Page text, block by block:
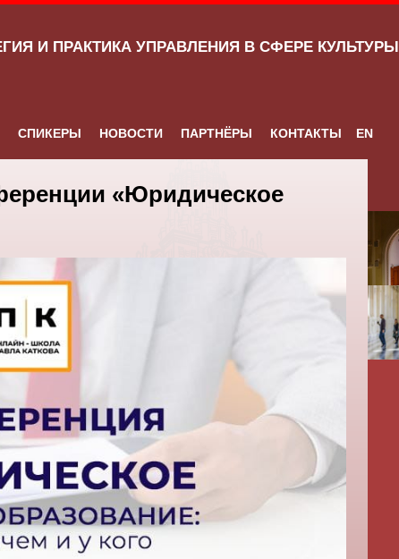
И ПРАКТИКА УПРАВЛЕНИЯ В СФЕРЕ КУЛЬТУРЫ
СПИКЕРЫ НОВОСТИ ПАРТНЁРЫ КОНТАКТЫ EN
«Юридическое